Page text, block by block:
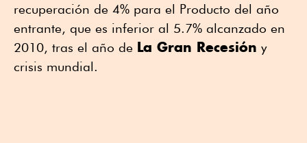
recuperación de 4% para el Producto del año
entrante, que es inferior al 5.7% alcanzado en
2010, tras el año de La Gran Recesión y
crisis mundial.